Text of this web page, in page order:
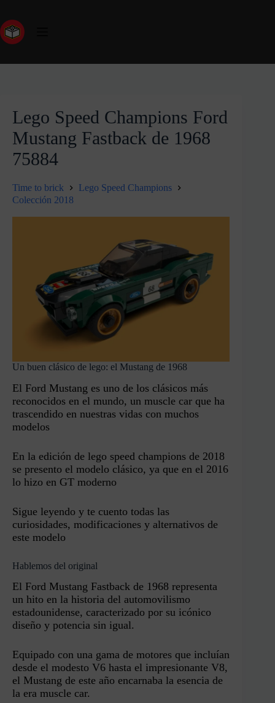
Lego Speed Champions Ford
Mustang Fastback de 1968
75884
Time to brick
Lego Speed Champions
Colección 2018
Un buen clásico de lego: el Mustang de 1968
El Ford Mustang es uno de los clásicos más
reconocidos en el mundo, un muscle car que ha
trascendido en nuestras vidas con muchos
modelos
En la edición de lego speed champions de 2018
se presento el modelo clásico, ya que en el 2016
lo hizo en GT moderno
Sigue leyendo y te cuento todas las
curiosidades, modificaciones y alternativos de
este modelo
Hablemos del original
El Ford Mustang Fastback de 1968 representa
un hito en la historia del automovilismo
estadounidense, caracterizado por su icónico
diseño y potencia sin igual.
Equipado con una gama de motores que incluían
desde el modesto V6 hasta el impresionante V8,
el Mustang de este año encarnaba la esencia de
la era muscle car.